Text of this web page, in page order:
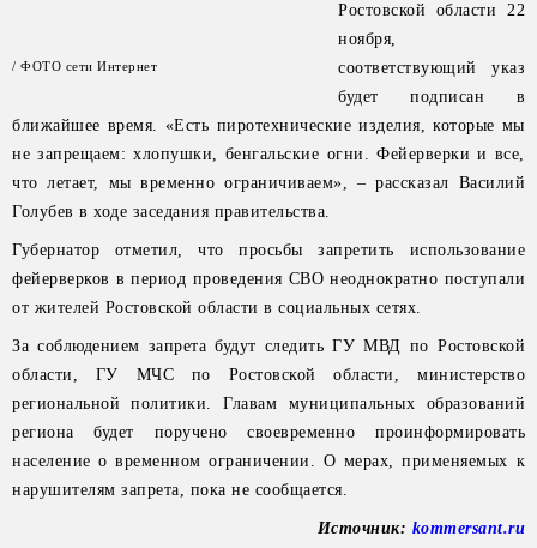
/ ФОТО сети Интернет
Ростовской области 22
ноября,
соответствующий указ
будет подписан в
ближайшее время. «Есть пиротехнические изделия, которые мы
не запрещаем: хлопушки, бенгальские огни. Фейерверки и все,
что летает, мы временно ограничиваем», – рассказал Василий
Голубев в ходе заседания правительства.
Губернатор отметил, что просьбы запретить использование
фейерверков в период проведения СВО неоднократно поступали
от жителей Ростовской области в социальных сетях.
За соблюдением запрета будут следить ГУ МВД по Ростовской
области, ГУ МЧС по Ростовской области, министерство
региональной политики. Главам муниципальных образований
региона будет поручено своевременно проинформировать
население о временном ограничении. О мерах, применяемых к
нарушителям запрета, пока не сообщается.
Источник: kommersant.ru